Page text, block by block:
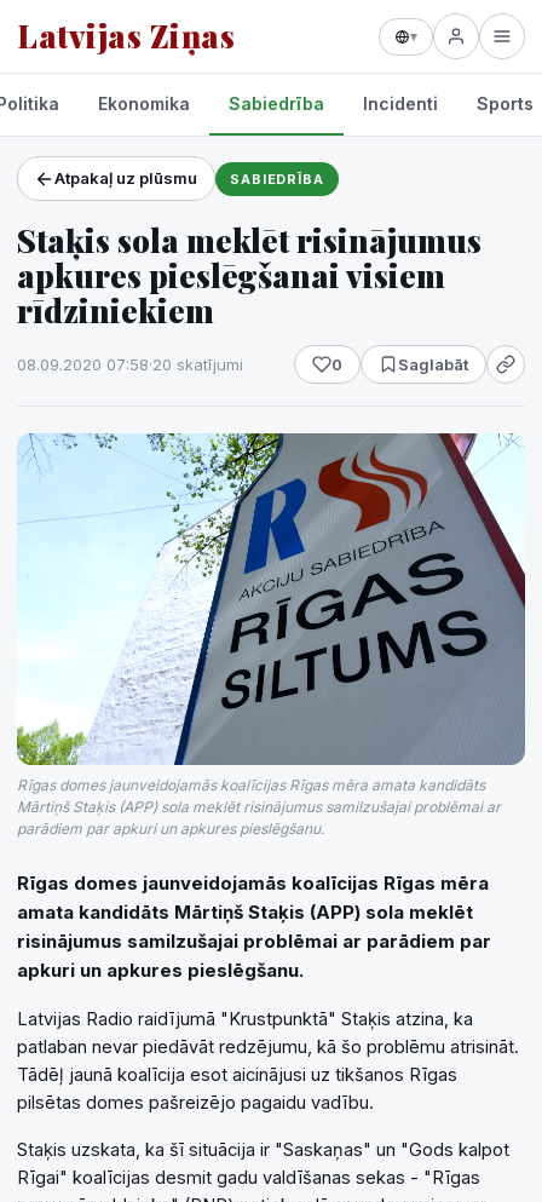
Latvijas Ziņas ▾
Projekti un pakalpojumi
Laikapstākļi
Ekonomika Sabiedrība Incidenti Sports
Atpakaļ uz plūsmu SABIEDRĪBA
Staķis sola meklēt risinājumus
apkures pieslēgšanai visiem
rīdziniekiem
08.09.2020 07:58·20 skatījumi 0 Saglabāt
Rīgas domes jaunveidojamās koalīcijas Rīgas mēra amata kandidāts
Mārtiņš Staķis (APP) sola meklēt risinājumus samilzušajai problēmai ar
parādiem par apkuri un apkures pieslēgšanu.
Rīgas domes jaunveidojamās koalīcijas Rīgas mēra
amata kandidāts Mārtiņš Staķis (APP) sola meklēt
risinājumus samilzušajai problēmai ar parādiem par
apkuri un apkures pieslēgšanu.
Latvijas Radio raidījumā "Krustpunktā" Staķis atzina, ka
patlaban nevar piedāvāt redzējumu, kā šo problēmu atrisināt.
Tādēļ jaunā koalīcija esot aicinājusi uz tikšanos Rīgas
pilsētas domes pašreizējo pagaidu vadību.
Staķis uzskata, ka šī situācija ir "Saskaņas" un "Gods kalpot
Rīgai" koalīcijas desmit gadu valdīšanas sekas - "Rīgas